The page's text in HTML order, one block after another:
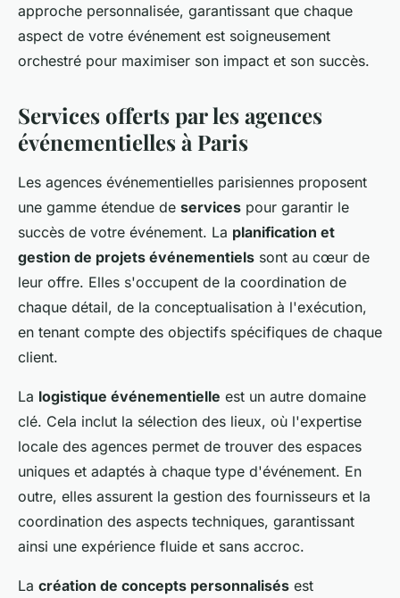
approche personnalisée, garantissant que chaque
aspect de votre événement est soigneusement
orchestré pour maximiser son impact et son succès.
Services offerts par les agences
événementielles à Paris
Les agences événementielles parisiennes proposent
une gamme étendue de services pour garantir le
succès de votre événement. La planification et
gestion de projets événementiels sont au cœur de
leur offre. Elles s'occupent de la coordination de
chaque détail, de la conceptualisation à l'exécution,
en tenant compte des objectifs spécifiques de chaque
client.
La logistique événementielle est un autre domaine
clé. Cela inclut la sélection des lieux, où l'expertise
locale des agences permet de trouver des espaces
uniques et adaptés à chaque type d'événement. En
outre, elles assurent la gestion des fournisseurs et la
coordination des aspects techniques, garantissant
ainsi une expérience fluide et sans accroc.
La création de concepts personnalisés est